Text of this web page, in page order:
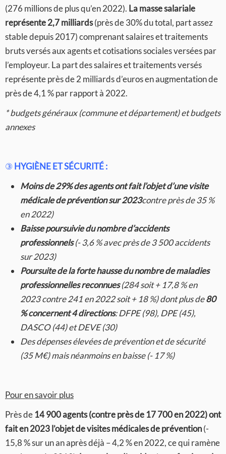
(276 millions de plus qu’en 2022). La masse salariale
représente 2,7 milliards(près de 30% du total, part assez
stable depuis 2017) comprenant salaires et traitements
bruts versés aux agents et cotisations sociales versées par
l’employeur. La part des salaires et traitements versés
représente près de 2 milliards d’euros en augmentation de
près de 4,1 % par rapport à 2022.
* budgets généraux (commune et département) et budgets
annexes
③ HYGIÈNE ET SÉCURITÉ :
Moins de 29% des agents ont fait l’objet d’une visite
médicale de prévention sur 2023contre près de 35 %
en 2022)
Baisse poursuivie du nombre d’accidents
professionnels(- 3,6 % avec près de 3 500 accidents
sur 2023)
Poursuite de la forte hausse du nombre de maladies
professionnelles reconnues(284 soit + 17,8 % en
2023 contre 241 en 2022 soit + 18 %) dont plus de80
% concernent 4 directions: DFPE (98), DPE (45),
DASCO (44) et DEVE (30)
Des dépenses élevées de prévention et de sécurité
(35 M€) mais néanmoins en baisse (- 17 %)
Pour en savoir plus
Près de 14 900 agents (contre près de 17 700 en 2022) ont
fait en 2023 l’objet de visites médicales de prévention(-
15,8 % sur un an après déjà – 4,2 % en 2022, ce qui ramène